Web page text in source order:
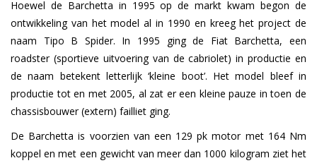
Hoewel de Barchetta in 1995 op de markt kwam begon de
ontwikkeling van het model al in 1990 en kreeg het project de
naam Tipo B Spider. In 1995 ging de Fiat Barchetta, een
roadster (sportieve uitvoering van de cabriolet) in productie en
de naam betekent letterlijk ‘kleine boot’. Het model bleef in
productie tot en met 2005, al zat er een kleine pauze in toen de
chassisbouwer (extern) failliet ging.
De Barchetta is voorzien van een 129 pk motor met 164 Nm
koppel en met een gewicht van meer dan 1000 kilogram ziet het